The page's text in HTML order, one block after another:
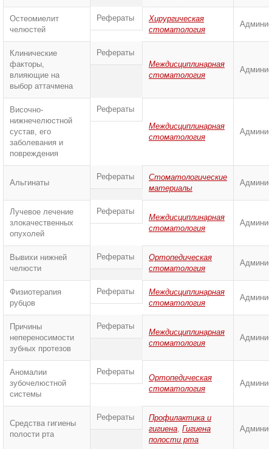
Остеомиелит
челюстей
Рефераты
Хирургическая
стоматология
Клинические
факторы,
влияющие на
выбор аттачмена
Рефераты
Междисциплинарная
стоматология
Височно-
нижнечелюстной
сустав, его
заболевания и
повреждения
Рефераты
Междисциплинарная
стоматология
Альгинаты
Рефераты
Стоматологические
материалы
Лучевое лечение
злокачественных
опухолей
Рефераты
Междисциплинарная
стоматология
Вывихи нижней
челюсти
Рефераты
Ортопедическая
стоматология
Физиотерапия
рубцов
Рефераты
Междисциплинарная
стоматология
Причины
непереносимости
зубных протезов
Рефераты
Междисциплинарная
стоматология
Аномалии
зубочелюстной
системы
Рефераты
Ортопедическая
стоматология
Средства гигиены
полости рта
Рефераты
Профилактика и
гигиена, Гигиена
полости рта